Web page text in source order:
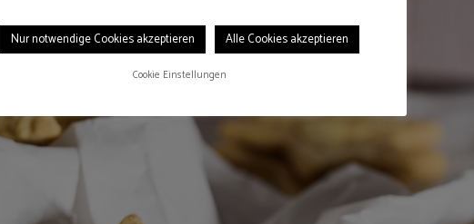
Nur notwendige Cookies akzeptieren Alle Cookies akzeptieren
Cookie Einstellungen